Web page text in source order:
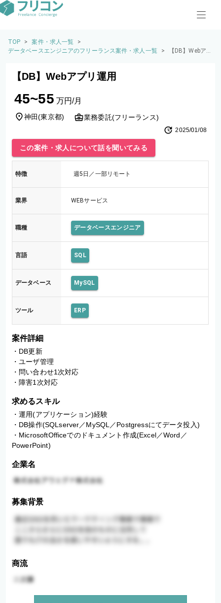
TOP > 案件・求人一覧
>
データベースエンジニアのフリーランス案件・求人一覧
>
【DB】Webア
【DB】Webアプリ運用
45~55 万円/月
神田(東京都) 業務委託(フリーランス)
2025/01/08
この案件・求人について話を聞いてみる
特徴 週5日／一部リモート
業界 WEBサービス
職種 データベースエンジニア
言語 SQL
データベース MySQL
ツール ERP
案件詳細
・DB更新
・ユーザ管理
・問い合わせ1次対応
・障害1次対応
求めるスキル
・運用(アプリケーション)経験
・DB操作(SQLserver／MySQL／Postgressにてデータ投入)
・MicrosoftOfficeでのドキュメント作成(Excel／Word／
PowerPoint)
企業名
募集背景
商流